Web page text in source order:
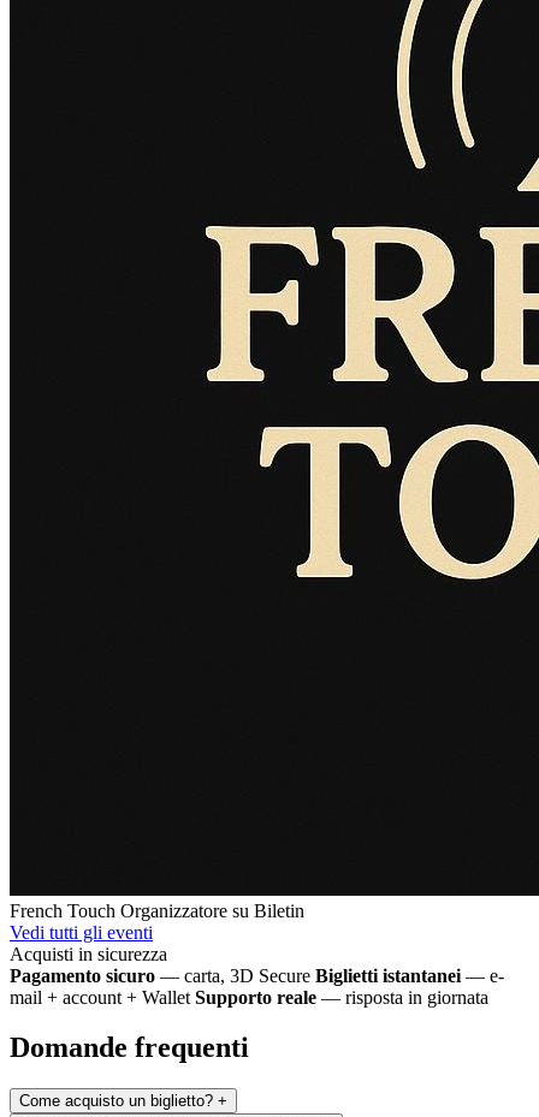
French Touch Organizzatore su Biletin
Vedi tutti gli eventi
Acquisti in sicurezza
Pagamento sicuro — carta, 3D Secure Biglietti istantanei — e-
mail + account + Wallet Supporto reale — risposta in giornata
Domande frequenti
Come acquisto un biglietto? +